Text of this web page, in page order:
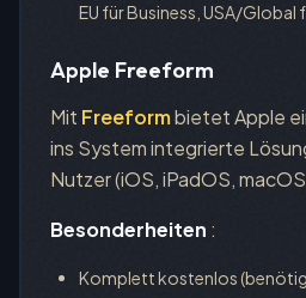
EU für Business, USA/Global
Apple Freeform
Mit Freeformbietet Apple
ins System integrierte
Nutzer (iOS, iPadOS,
Besonderheiten :
Komplett kostenlos